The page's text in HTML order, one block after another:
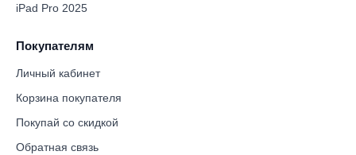
iPad Pro 2025
Покупателям
Личный кабинет
Корзина покупателя
Покупай со скидкой
Обратная связь